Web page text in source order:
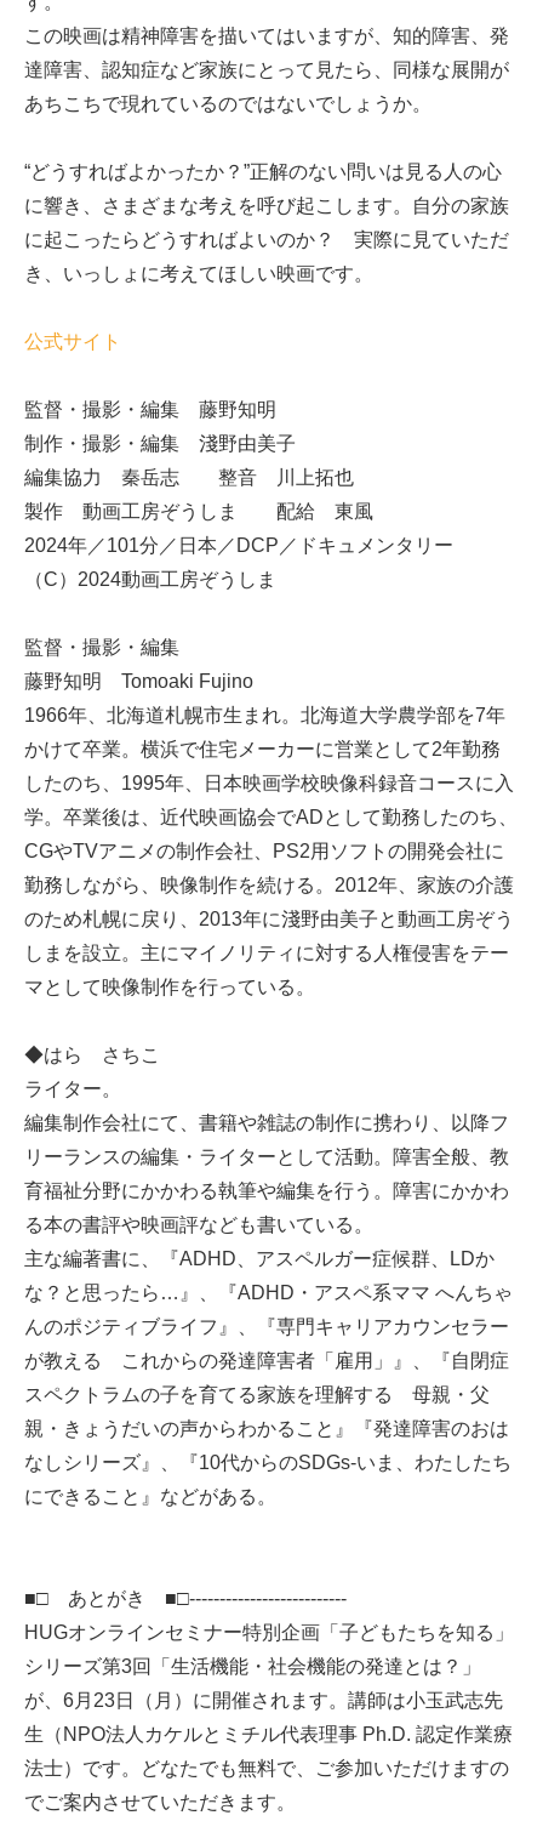
この映画は精神障害を描いてはいますが、知的障害、発
達障害、認知症など家族にとって見たら、同様な展開が
あちこちで現れているのではないでしょうか。
“どうすればよかったか？”正解のない問いは見る人の心
に響き、さまざまな考えを呼び起こします。自分の家族
に起こったらどうすればよいのか？ 実際に見ていただ
き、いっしょに考えてほしい映画です。
公式サイト
監督・撮影・編集 藤野知明
制作・撮影・編集 淺野由美子
編集協力 秦岳志 整音 川上拓也
製作 動画工房ぞうしま 配給 東風
2024年／101分／日本／DCP／ドキュメンタリー
（C）2024動画工房ぞうしま
監督・撮影・編集
藤野知明 Tomoaki Fujino
1966年、北海道札幌市生まれ。北海道大学農学部を7年
かけて卒業。横浜で住宅メーカーに営業として2年勤務
したのち、1995年、日本映画学校映像科録音コースに入
学。卒業後は、近代映画協会でADとして勤務したのち、
CGやTVアニメの制作会社、PS2用ソフトの開発会社に
勤務しながら、映像制作を続ける。2012年、家族の介護
のため札幌に戻り、2013年に淺野由美子と動画工房ぞう
しまを設立。主にマイノリティに対する人権侵害をテー
マとして映像制作を行っている。
◆はら さちこ
ライター。
編集制作会社にて、書籍や雑誌の制作に携わり、以降フ
リーランスの編集・ライターとして活動。障害全般、教
育福祉分野にかかわる執筆や編集を行う。障害にかかわ
る本の書評や映画評なども書いている。
主な編著書に、『ADHD、アスペルガー症候群、LDか
な？と思ったら…』、『ADHD・アスペ系ママ へんちゃ
んのポジティブライフ』、『専門キャリアカウンセラー
が教える これからの発達障害者「雇用」』、『自閉症
スペクトラムの子を育てる家族を理解する 母親・父
親・きょうだいの声からわかること』『発達障害のおは
なしシリーズ』、『10代からのSDGs-いま、わたしたち
にできること』などがある。
■□ あとがき ■□--------------------------
HUGオンラインセミナー特別企画「子どもたちを知る」
シリーズ第3回「生活機能・社会機能の発達とは？」
が、6月23日（月）に開催されます。講師は小玉武志先
生（NPO法人カケルとミチル代表理事 Ph.D. 認定作業療
法士）です。どなたでも無料で、ご参加いただけますの
でご案内させていただきます。